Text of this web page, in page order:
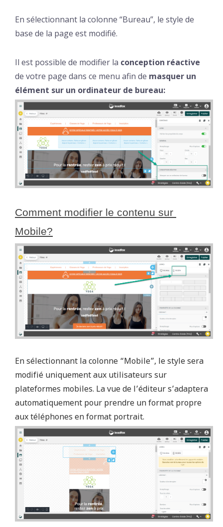
En sélectionnant la colonne “Bureau”, le style de
base de la page est modifié.
Il est possible de modifier la conception réactive
de votre page dans ce menu afin de masquer un
élément sur un ordinateur de bureau:
Comment modifier le contenu sur
Mobile?
En sélectionnant la colonne “Mobile”, le style sera
modifié uniquement aux utilisateurs sur
plateformes mobiles. La vue de l’éditeur s’adaptera
automatiquement pour prendre un format propre
aux téléphones en format portrait.